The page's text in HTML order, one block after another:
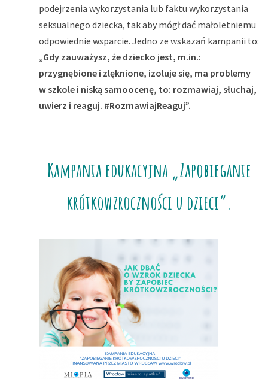
podejrzenia wykorzystania lub faktu wykorzystania
seksualnego dziecka, tak aby mógł dać małoletniemu
odpowiednie wsparcie. Jedno ze wskazań kampanii to:
„Gdy zauważysz, że dziecko jest, m.in.:
przygnębione i zlęknione, izoluje się, ma problemy
w szkole i niską samoocenę, to: rozmawiaj, słuchaj,
uwierz i reaguj. #RozmawiajReaguj”.
Kampania edukacyjna „Zapobieganie
krótkowzroczności u dzieci”.